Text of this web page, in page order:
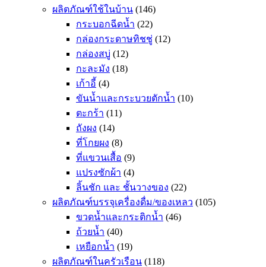
ผลิตภัณฑ์ใช้ในบ้าน (146)
กระบอกฉีดน้ำ (22)
กล่องกระดาษทิชชู่ (12)
กล่องสบู่ (12)
กะละมัง (18)
เก้าอี้ (4)
ขันน้ำและกระบวยตักน้ำ (10)
ตะกร้า (11)
ถังผง (14)
ที่โกยผง (8)
ที่แขวนเสื้อ (9)
แปรงซักผ้า (4)
ลิ้นชัก และ ชั้นวางของ (22)
ผลิตภัณฑ์บรรจุเครื่องดื่ม/ของเหลว (105)
ขวดน้ำและกระติกน้ำ (46)
ถ้วยน้ำ (40)
เหยือกน้ำ (19)
ผลิตภัณฑ์ในครัวเรือน (118)